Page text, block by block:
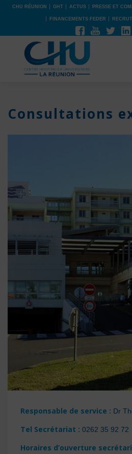
CHU RÉUNION GHT ACTUS PRESSE ET
FINANCEMENTS FEDER
Consultations
Responsable de service : Dr
Tel Secrétariat : 0262 35 92 72
Horaires d’ouverture